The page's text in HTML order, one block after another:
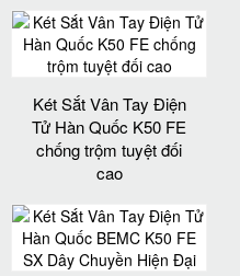
Két Sắt Vân Tay Điện
Tử Hàn Quốc K50 FE
chống trộm tuyệt đối
cao